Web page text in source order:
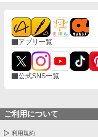
アプリ一覧
公式SNS一覧
ご利用について
利用規約